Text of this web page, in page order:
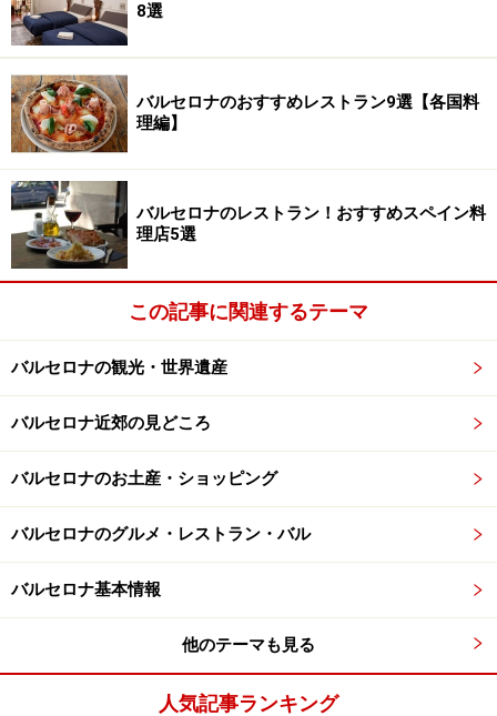
バルセロナ一の台所サンジュセップ市場
市場は午前中のほうが活気があり、生鮮野菜や魚介などは品
数が豊富。
別名ボケリア市場と街の人に親しまれているバルセロナ
一大きな市場です。スペイン中と言わず世界のいろんな
食物で溢れる活気のある場所なので、何も購入するつも
りがなくても十分すぎるくらい楽しいのです。市場内に
は新鮮な食材で郷土料理が食べられるバルや、とれたて
など、さくっと味わえるところもあり、お祭りの屋台を
はしごするかのようなワクワク感が味わえます。
＜DATA＞
■Mercado de Sant Josep（サン・ジュセップ市場（ボ
ケリア））
住所：La Rambla 85 -89
TEL：(34) 93 318 2017
8選
バルセロナのおすすめレストラン9選【各国料
理編】
バルセロナのレストラン！おすすめスペイン料
理店5選
この記事に関連するテーマ
バルセロナの観光・世界遺産
バルセロナ近郊の見どころ
バルセロナのお土産・ショッピング
バルセロナのグルメ・レストラン・バル
バルセロナ基本情報
他のテーマも見る
人気記事ランキング